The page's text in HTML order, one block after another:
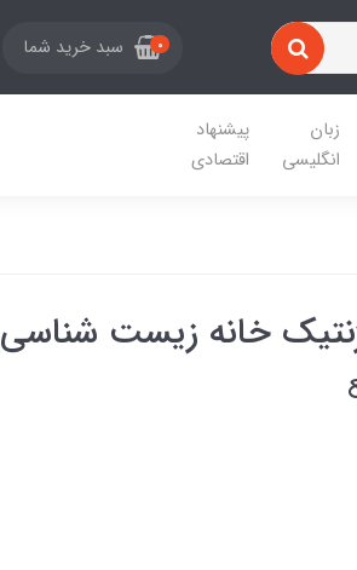
0 سبد خرید شما
زبان
انگلیسی
پیشنهاد
اقتصادی
خانه زیست شناسی